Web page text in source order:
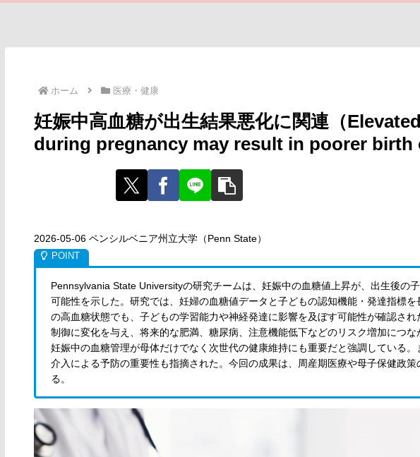
ホーム 医療・健康
妊娠中高血糖が出生結果悪化に関連（
during pregnancy may result in poorer birth
2026-05-06 ペンシルベニア州立大学（Penn State）
Pennsylvania State Universityの研究チームは、妊娠中の血糖値上昇が、出生後の
可能性を示した。研究では、妊婦の血糖値データと子どもの認知機能・発達指標
の高血糖状態でも、子どもの学習能力や神経発達に影響を及ぼす可能性が確認さ
制御に変化を与え、将来的な肥満、糖尿病、注意機能低下などのリスク増加につな
妊娠中の血糖管理が母体だけでなく次世代の健康維持にも重要だと強調している
介入による予防の重要性も指摘された。今回の成果は、周産期医療や母子保健政
る。